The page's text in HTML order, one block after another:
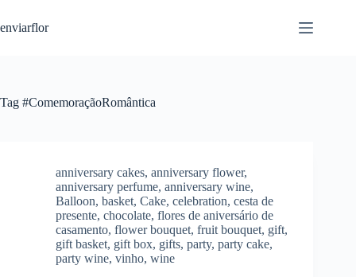
k
c
enviarflor
Tag #ComemoraçãoRomântica
anniversary cakes, anniversary flower,
anniversary perfume, anniversary wine,
Balloon, basket, Cake, celebration, cesta de
presente, chocolate, flores de aniversário de
casamento, flower bouquet, fruit bouquet, gift,
gift basket, gift box, gifts, party, party cake,
party wine, vinho, wine